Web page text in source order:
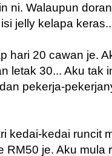
ni. Walaupun
jelly kelapa
hari 20 cawan je.
letak 30... Aku tak
pekerja-
kedai-kedai runcit
RM50 je. Aku mula